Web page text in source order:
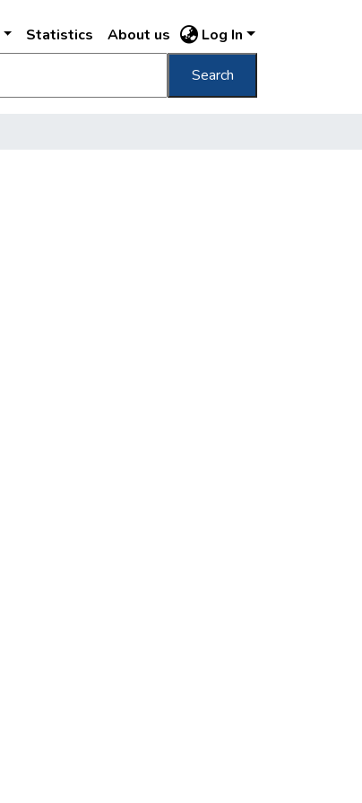
Statistics About us Log In
Search